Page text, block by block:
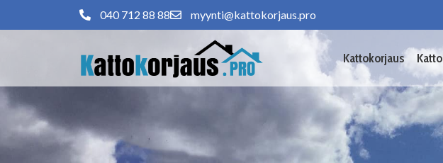
040 712 88 88 myynti@kattokorjaus.pro
Kattokorjaus